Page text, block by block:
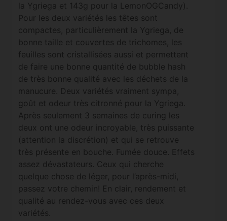
la Ygriega et 143g pour la LemonOGCandy).
Pour les deux variétés les têtes sont
compactes, particulièrement la Ygriega, de
bonne taille et couvertes de trichomes, les
feuilles sont cristallisées aussi et permettent
de faire une bonne quantité de bubble hash
de très bonne qualité avec les déchets de la
manucure. Deux variétés vraiment sympa,
goût et odeur très citronné pour la Ygriega.
Après seulement 3 semaines de curing les
deux ont une odeur incroyable, très puissante
(attention la discrétion) et qui se retrouve
très présente en bouche. Fumée douce. Effets
assez dévastateurs. Ceux qui cherche
quelque chose de léger, pour l’après-midi,
passez votre chemin! En clair, rendement et
qualité au rendez-vous avec ces deux
variétés.